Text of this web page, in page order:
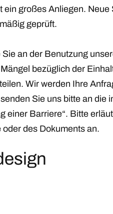
großes Anliegen.
geprüft.
an der Benutzung
bezüglich der
Wir werden Ihre
Sie uns bitte an die
einer Barriere“. Bitte
des Dokuments an.